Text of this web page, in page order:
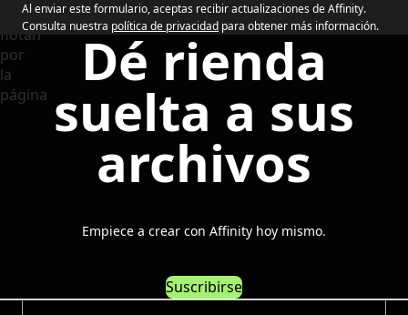
Al enviar este formulario, aceptas recibir actualizaciones de Affinity.
Consulta nuestra política de privacidad para obtener más información.
Dé rienda
suelta a sus
archivos
Empiece a crear con Affinity hoy mismo.
Suscribirse